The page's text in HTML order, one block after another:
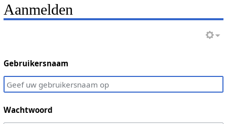
Aanmelden
Gebruikersnaam
Wachtwoord